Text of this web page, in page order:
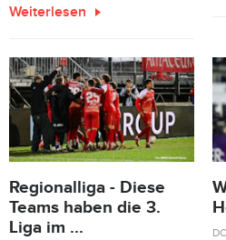
Weiterlesen
Regionalliga - Diese
Teams haben die 3.
Liga im ...